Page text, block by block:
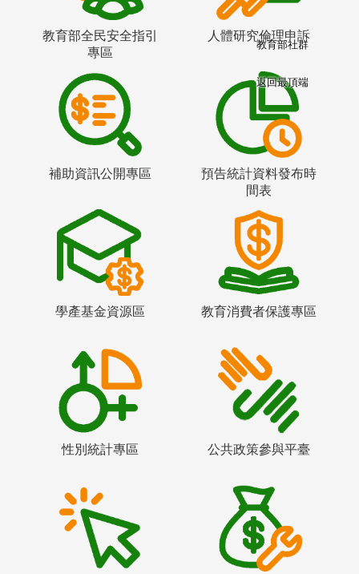
教育部全民安全指引
專區
人體研究倫理申訴
補助資訊公開專區
預告統計資料發布時
間表
學產基金資源區 教育消費者保護專區
性別統計專區 公共政策參與平臺
教育部社群
返回最頂端